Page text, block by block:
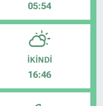
05:54
İKINDI
16:46